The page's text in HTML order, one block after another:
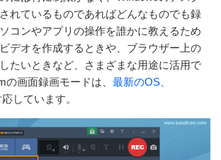
れているものであればどんなものでも録
コンやアプリの操作を誰かに教えるため
デオを作成するときや、ブラウザー上の
たいときなど、さまざまな用途に活用で
の画面録画モードは、 最新のOS、
しています。